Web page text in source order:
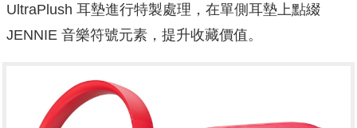
UltraPlush 耳墊進行特製處理，在單側耳墊上點綴
JENNIE 音樂符號元素，提升收藏價值。